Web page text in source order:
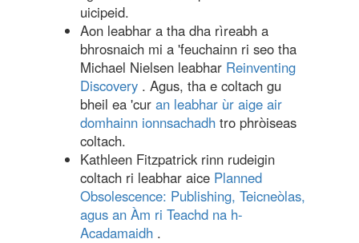
uicipeid.
Aon leabhar a tha dha rìreabh a
bhrosnaich mi a 'feuchainn ri seo tha
Michael Nielsen leabhar Reinventing
Discovery . Agus, tha e coltach gu
bheil ea 'cur an leabhar ùr aige air
domhainn ionnsachadh tro phròiseas
coltach.
Kathleen Fitzpatrick rinn rudeigin
coltach ri leabhar aice Planned
Obsolescence: Publishing, Teicneòlas,
agus an Àm ri Teachd na h-
Acadamaidh .